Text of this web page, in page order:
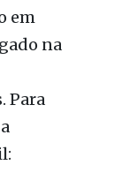
da
mais
na